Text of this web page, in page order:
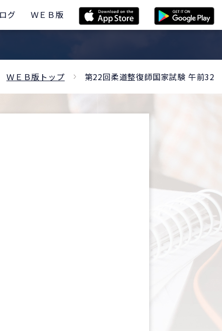
グ ＷＥＢ版
ＷＥＢ版トップ 第22回柔道整復師国家試験 午前32